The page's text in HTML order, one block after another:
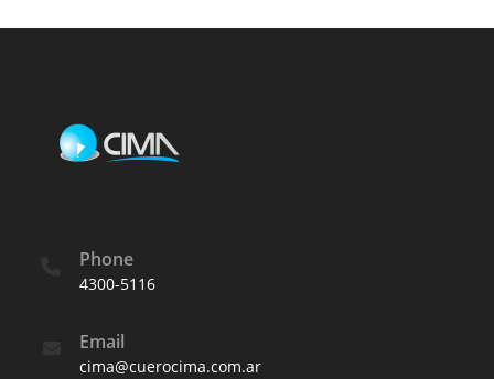
Phone
4300-5116
Email
cima@cuerocima.com.ar